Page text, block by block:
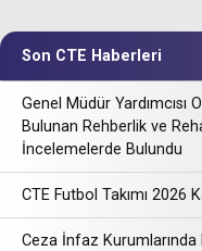
Son CTE Haberleri
Genel Müdür
Bulunan Rehberlik ve
İncelemelerde Bulundu
CTE Futbol Takımı 2026
Ceza İnfaz Kurumlarında